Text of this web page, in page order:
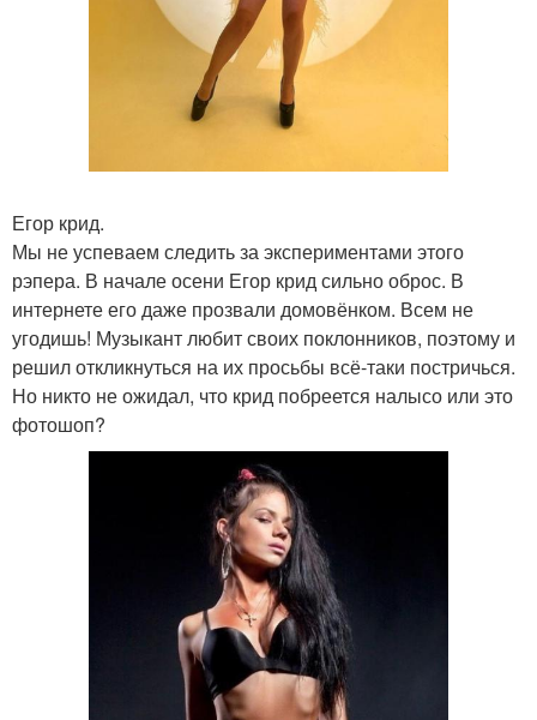
Егор крид.
Мы не успеваем следить за экспериментами этого
рэпера. В начале осени Егор крид сильно оброс. В
интернете его даже прозвали домовёнком. Всем не
угодишь! Музыкант любит своих поклонников, поэтому и
решил откликнуться на их просьбы всё-таки постричься.
Но никто не ожидал, что крид побреется налысо или это
фотошоп?